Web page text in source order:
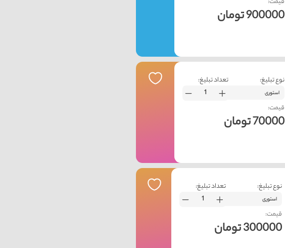
900000 تومان
نوع تبلیغ:
استوری
تعداد تبلیغ:
قیمت:
70000 تومان
نوع تبلیغ:
استوری
تعداد تبلیغ:
قیمت:
300000 تومان